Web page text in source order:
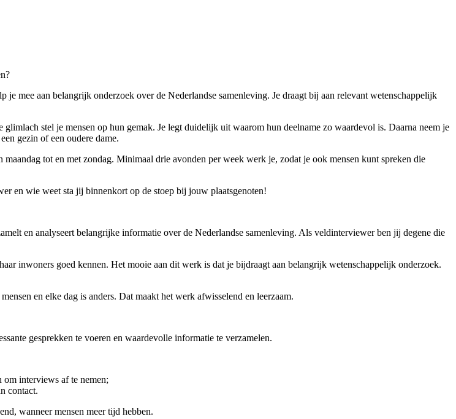
mee aan belangrijk onderzoek over de Nederlandse samenleving. Je draagt bij aan relevant wetenschappelijk
stel je mensen op hun gemak. Je legt duidelijk uit waarom hun deelname zo waardevol is. Daarna neem je
gezin of een oudere dame.
tot en met zondag. Minimaal drie avonden per week werk je, zodat je ook mensen kunt spreken die
en wie weet sta jij binnenkort op de stoep bij jouw plaatsgenoten!
en analyseert belangrijke informatie over de Nederlandse samenleving. Als veldinterviewer ben jij degene die
inwoners goed kennen. Het mooie aan dit werk is dat je bijdraagt aan belangrijk wetenschappelijk onderzoek.
en elke dag is anders. Dat maakt het werk afwisselend en leerzaam.
gesprekken te voeren en waardevolle informatie te verzamelen.
interviews af te nemen;
contact.
wanneer mensen meer tijd hebben.